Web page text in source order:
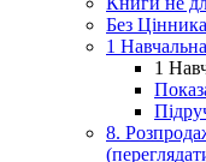
Без Цінника
1
1
8.